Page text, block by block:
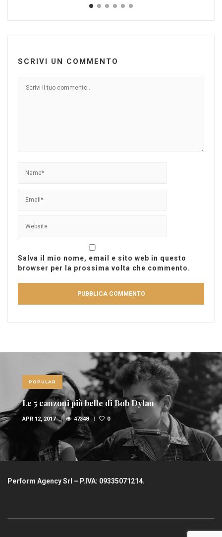
SCRIVI UN COMMENTO
Salva il mio nome, email e sito web in questo
browser per la prossima volta che commento.
POPULAR
Le 5 canzoni più belle di Bob Dylan
APR 12, 2017 47348 0
Perform Agency Srl – P.IVA: 09335071214.